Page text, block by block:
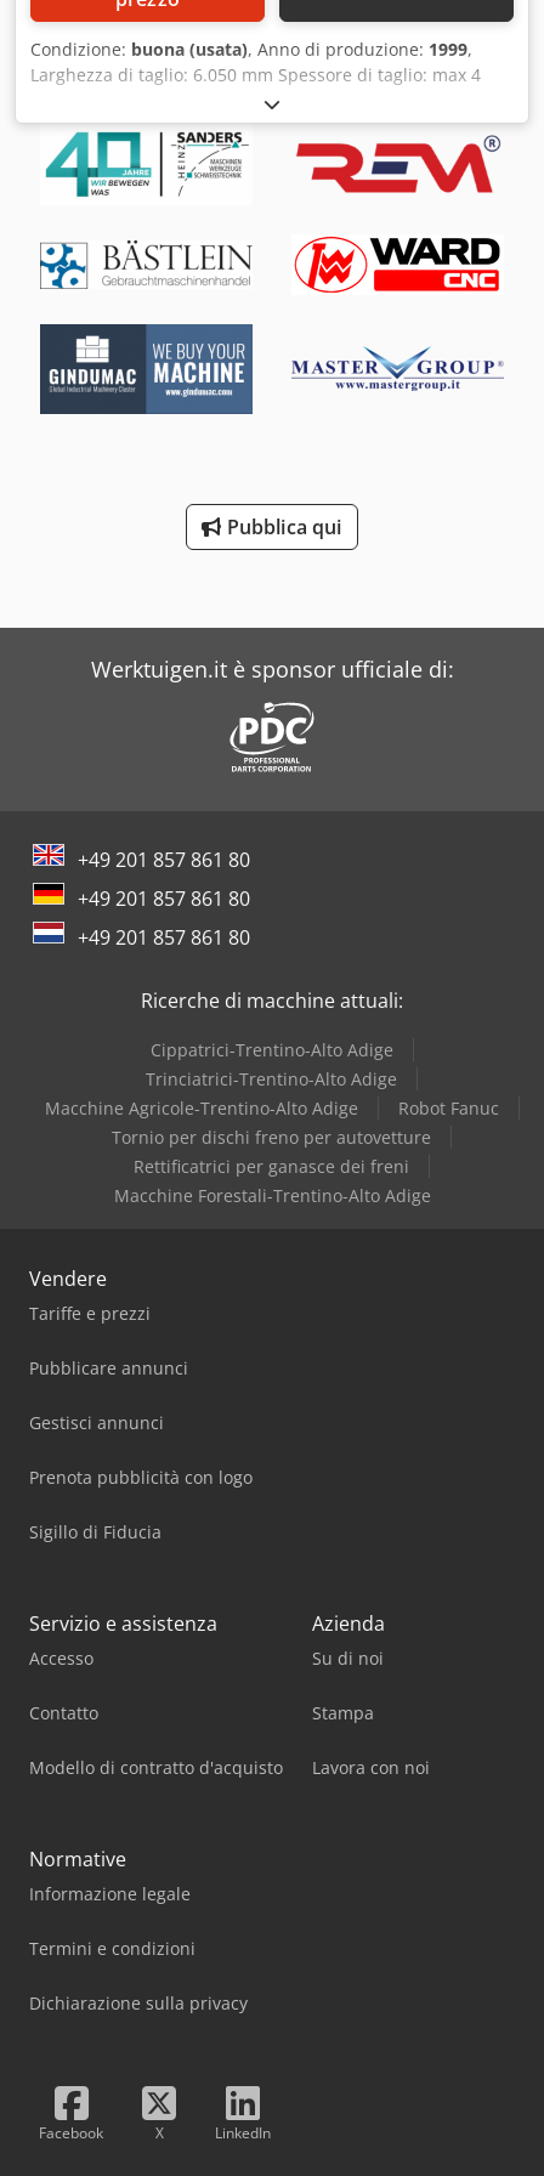
Condizione: buona (usata), Anno di produzione: 1999,
Larghezza di taglio: 6.050 mm Spessore di taglio: max 4
mm Campo battuta: 10 - 1.000 mm Crsdjwzvntspfx Ai Djf
Pubblica qui
Werktuigen.it è sponsor ufficiale di:
+49 201 857 861 80
+49 201 857 861 80
+49 201 857 861 80
Ricerche di macchine attuali:
Cippatrici-Trentino-Alto Adige
Trinciatrici-Trentino-Alto Adige
Macchine Agricole-Trentino-Alto Adige
Robot Fanuc
Tornio per dischi freno per autovetture
Rettificatrici per ganasce dei freni
Macchine Forestali-Trentino-Alto Adige
Vendere
Tariffe e prezzi
Pubblicare annunci
Gestisci annunci
Prenota pubblicità con logo
Sigillo di Fiducia
Servizio e assistenza
Accesso
Contatto
Modello di contratto d'acquisto
Azienda
Su di noi
Stampa
Lavora con noi
Normative
Informazione legale
Termini e condizioni
Dichiarazione sulla privacy
Facebook X LinkedIn